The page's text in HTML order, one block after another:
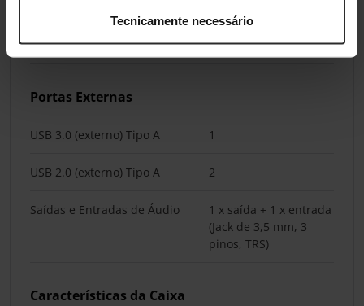
Tecnicamente necessário
Baías para Discos Hot Swap Não
Portas Externas
USB 3.0 (externo) Tipo A 1
USB 2.0 (externo) Tipo A 2
Saídas e Entradas de Áudio
1 x saída + 1 x entrada
(Jack de 3,5 mm, 3
pinos, TRS)
Características da Caixa